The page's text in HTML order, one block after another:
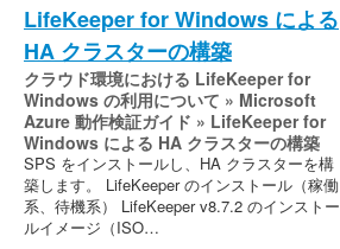
LifeKeeper for Windows による
HA クラスターの構築
クラウド環境における LifeKeeper for
Windows の利用について » Microsoft
Azure 動作検証ガイド » LifeKeeper for
Windows による HA クラスターの構築
SPS をインストールし、HA クラスターを構
築します。 LifeKeeper のインストール（稼働
系、待機系） LifeKeeper v8.7.2 のインストー
ルイメージ（ISO…